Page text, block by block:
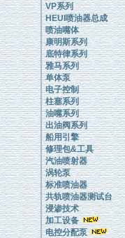
VP系列
HEUI喷油器总成
喷油嘴体
康明斯系列
底特律系列
雅马系列
单体泵
电子控制
柱塞系列
油嘴系列
出油阀系列
船用引擎
修理包&工具
汽油喷射器
涡轮泵
标准喷油器
共轨喷油器测试台
浸渗技术
加工设备
电控分配泵